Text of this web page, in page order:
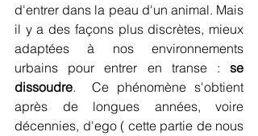
d'entrer dans la peau d'un animal. Mais
il y a des façons plus discrètes, mieux
adaptées à nos environnements
urbains pour entrer en transe : se
dissoudre.  Ce phénomène s'obtient
après de longues années, voire
décennies, d'ego ( cette partie de nous